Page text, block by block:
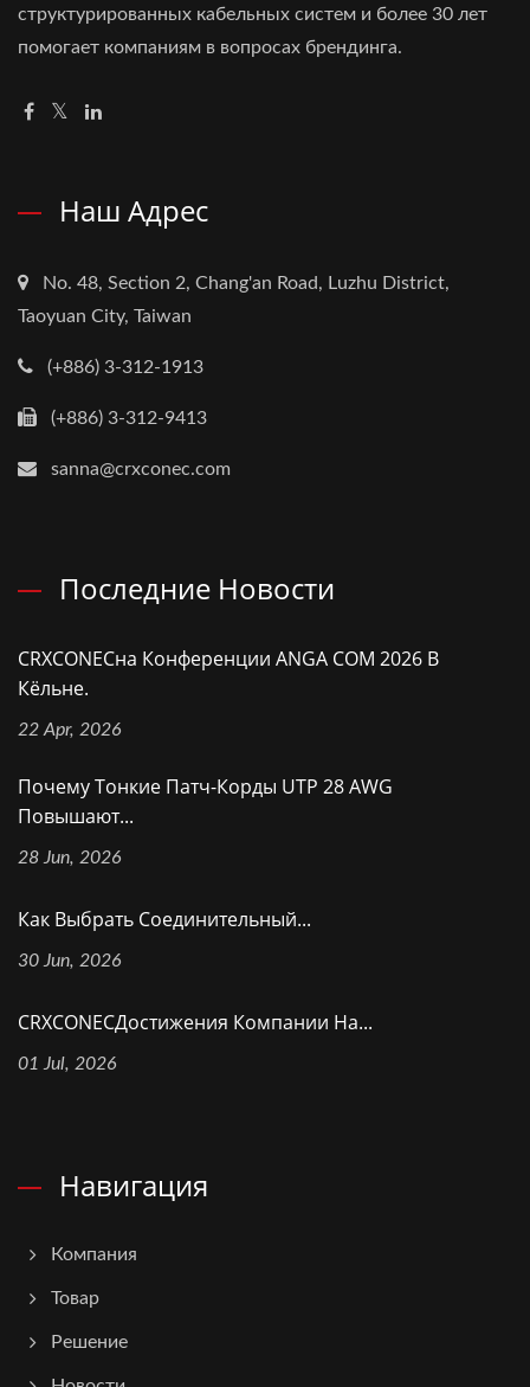
структурированных кабельных систем и более 30 лет
помогает компаниям в вопросах брендинга.
Наш Адрес
No. 48, Section 2, Chang'an Road, Luzhu District,
Taoyuan City, Taiwan
(+886) 3-312-1913
(+886) 3-312-9413
sanna@crxconec.com
Последние Новости
CRXCONECна Конференции ANGA COM 2026 В
Кёльне.
22 Apr, 2026
Почему Тонкие Патч-Корды UTP 28 AWG
Повышают...
28 Jun, 2026
Как Выбрать Соединительный...
30 Jun, 2026
CRXCONECДостижения Компании На...
01 Jul, 2026
Навигация
Компания
Товар
Решение